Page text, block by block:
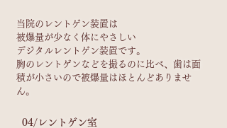
​04/ ​レントゲン室
当院のレントゲン装置は
被爆量が少なく体にやさしい
デジタルレントゲン装置です。
胸のレントゲンなどを撮るのに比べ、歯は面
積が小さいので被爆量はほとんどありませ
ん。